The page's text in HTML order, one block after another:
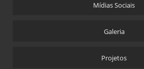
Mídias Sociais
Galeria
Projetos